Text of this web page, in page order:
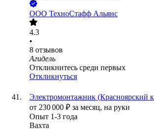
ООО ТехноСтафф Альянс
4.3
•
8 отзывов
Агидель
Откликнитесь среди первых
Откликнуться
Электромонтажник (Красноярский
от 230 000 ₽ за месяц, на руки
Опыт 1-3 года
Вахта